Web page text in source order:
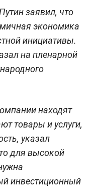
заявил, что
экономика
инициативы.
на пленарной
находят
товары и услуги,
указал
для высокой
инвестиционный